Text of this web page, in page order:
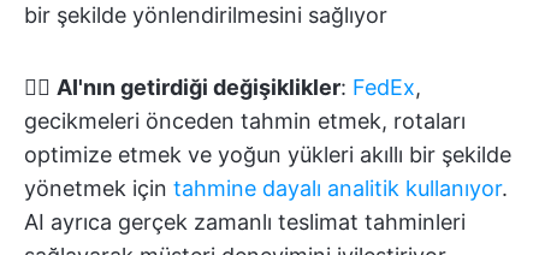
bir şekilde yönlendirilmesini sağlıyor
👉🏽 AI'nın getirdiği değişiklikler: FedEx,
gecikmeleri önceden tahmin etmek, rotaları
optimize etmek ve yoğun yükleri akıllı bir şekilde
yönetmek için tahmine dayalı analitik kullanıyor.
AI ayrıca gerçek zamanlı teslimat tahminleri